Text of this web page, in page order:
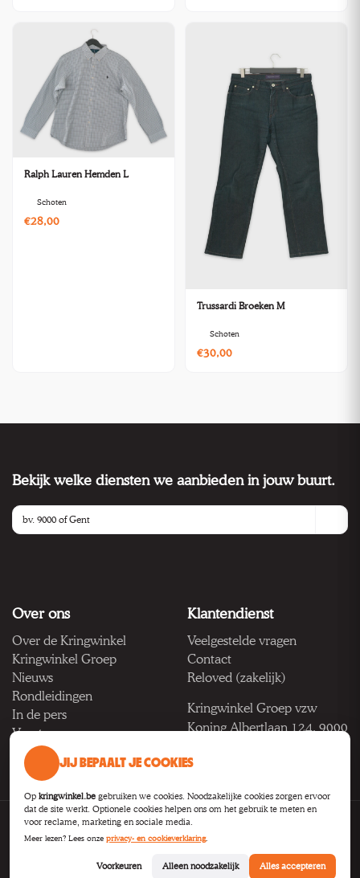
Ralph Lauren Hemden L
Schoten
€28,00
Trussardi Broeken M
Schoten
€30,00
Bekijk welke diensten we aanbieden in jouw buurt.
Over ons
Over de Kringwinkel
Kringwinkel Groep
Nieuws
Rondleidingen
In de pers
Vacatures
Klantendienst
Veelgestelde vragen
Contact
Reloved (zakelijk)
Kringwinkel Groep vzw
Koning Albertlaan 124, 9000
BTW BE 1033.922.208
PrivacyVoorwaardenToegankelijkheid
B2B
JIJ BEPAALT JE COOKIES
Op kringwinkel.be gebruiken we cookies. Noodzakelijke cookies zorgen ervoor
dat de site werkt. Optionele cookies helpen ons om het gebruik te meten en
voor reclame, marketing en sociale media.
Meer lezen? Lees onze privacy- en cookieverklaring.
Voorkeuren Alleen noodzakelijk Alles accepteren